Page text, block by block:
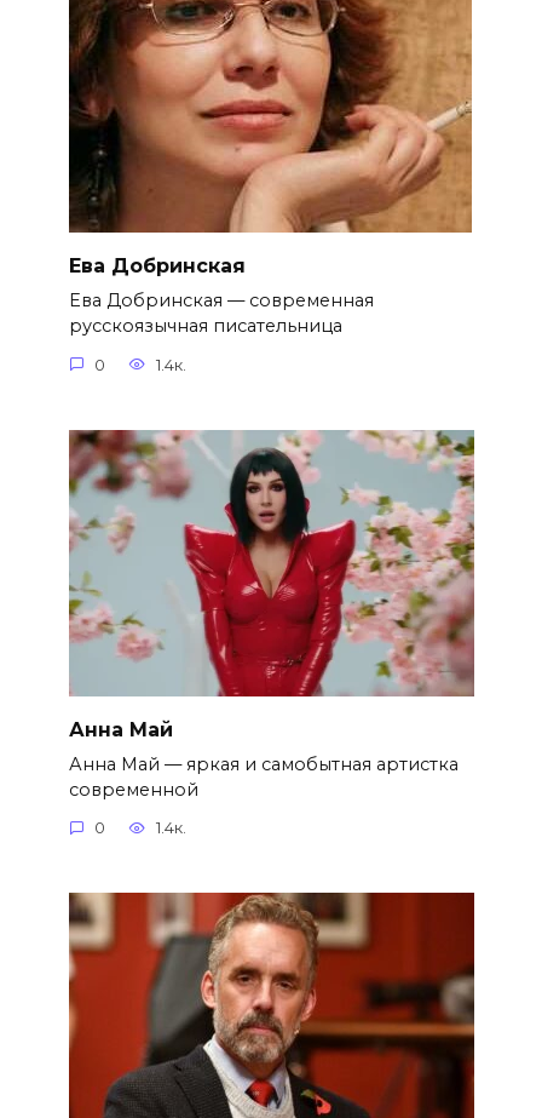
Ева Добринская
Ева Добринская — современная
русскоязычная писательница
0 1.4к.
Анна Май
Анна Май — яркая и самобытная артистка
современной
0 1.4к.